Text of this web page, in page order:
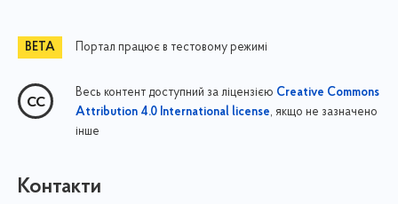
Портал працює в тестовому режимі
Весь контент доступний за ліцензією Creative Commons
Attribution 4.0 International license, якщо не зазначено
інше
Контакти